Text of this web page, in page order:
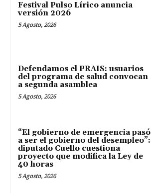
Festival Pulso Lírico anuncia
versión 2026
5 Agosto, 2026
Defendamos el PRAIS: usuarios
del programa de salud convocan
a segunda asamblea
5 Agosto, 2026
“El gobierno de emergencia pasó
a ser el gobierno del desempleo”:
diputado Cuello cuestiona
proyecto que modifica la Ley de
40 horas
5 Agosto, 2026